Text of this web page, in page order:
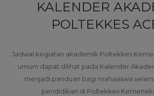
KALENDER
POLTEKKES
Jadwal kegiatan akademik Poltekkes
umum dapat dilihat pada Kalender
menjadi panduan bagi mahasiswa
pendidikan di Poltekkes